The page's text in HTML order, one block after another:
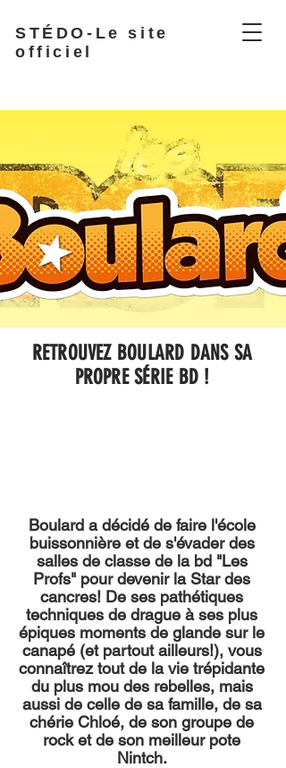
STÉDO-Le site
officiel
RETROUVEZ BOULARD DANS SA
PROPRE SÉRIE BD !
Boulard a décidé de faire l'école
buissonnière et de s'évader des
salles de classe de la bd "Les
Profs" pour devenir la Star des
cancres! De ses pathétiques
techniques de drague à ses plus
épiques moments de glande sur le
canapé (et partout ailleurs!), vous
connaîtrez tout de la vie trépidante
du plus mou des rebelles, mais
aussi de celle de sa famille, de sa
chérie Chloé, de son groupe de
rock et de son meilleur pote
Nintch.